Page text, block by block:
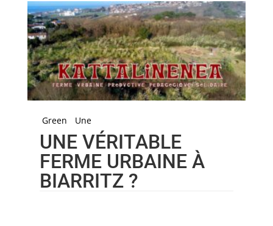
Green Une
UNE VÉRITABLE
FERME URBAINE À
BIARRITZ ?